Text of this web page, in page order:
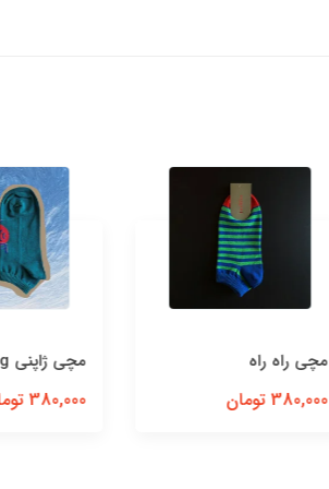
مچی راه راه
380,000 تومان
مچی‌ ژاپنی‌ Healing
380,000 تومان